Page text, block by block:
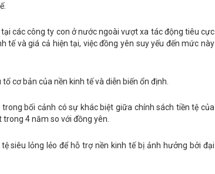
các công ty con ở nước ngoài vượt xa tác động tiêu cực
tế và giá cả hiện tại, việc đồng yên suy yếu đến mức này
cơ bản của nền kinh tế và diễn biến ổn định.
bối cảnh có sự khác biệt giữa chính sách tiền tệ của
trong 4 năm so với đồng yên.
siêu lỏng lẻo để hỗ trợ nền kinh tế bị ảnh hưởng bởi đại